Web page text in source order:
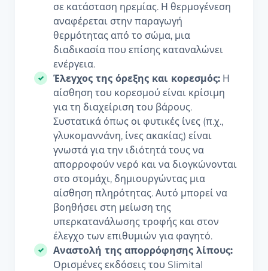
σε κατάσταση ηρεμίας. Η θερμογένεση
αναφέρεται στην παραγωγή
θερμότητας από το σώμα, μια
διαδικασία που επίσης καταναλώνει
ενέργεια.
Έλεγχος της όρεξης και κορεσμός: Η
αίσθηση του κορεσμού είναι κρίσιμη
για τη διαχείριση του βάρους.
Συστατικά όπως οι φυτικές ίνες (π.χ.,
γλυκομαννάνη, ίνες ακακίας) είναι
γνωστά για την ιδιότητά τους να
απορροφούν νερό και να διογκώνονται
στο στομάχι, δημιουργώντας μια
αίσθηση πληρότητας. Αυτό μπορεί να
βοηθήσει στη μείωση της
υπερκατανάλωσης τροφής και στον
έλεγχο των επιθυμιών για φαγητό.
Αναστολή της απορρόφησης λίπους:
Ορισμένες εκδόσεις του Slimital